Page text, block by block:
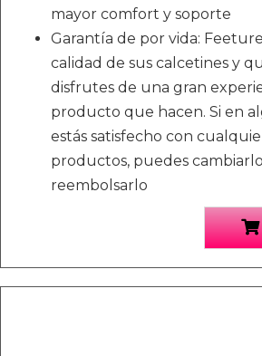
mayor comfort y soporte
Garantía de por vida:
calidad de sus calcetines y
disfrutes de una gran
producto que hacen. Si en
estás satisfecho con
productos, puedes
reembolsarlo